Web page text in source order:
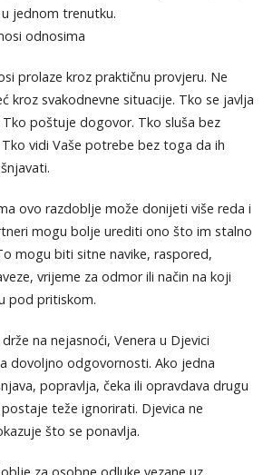
jednom trenutku.
odnosima
prolaze kroz praktičnu provjeru. Ne
kroz svakodnevne situacije. Tko se javlja
Tko poštuje dogovor. Tko sluša bez
vidi Vaše potrebe bez toga da ih
ovo razdoblje može donijeti više reda i
mogu bolje urediti ono što im stalno
mogu biti sitne navike, raspored,
vrijeme za odmor ili način na koji
pod pritiskom.
na nejasnoći, Venera u Djevici
dovoljno odgovornosti. Ako jedna
popravlja, čeka ili opravdava drugu
teže ignorirati. Djevica ne
što se ponavlja.
za osobne odluke vezane uz